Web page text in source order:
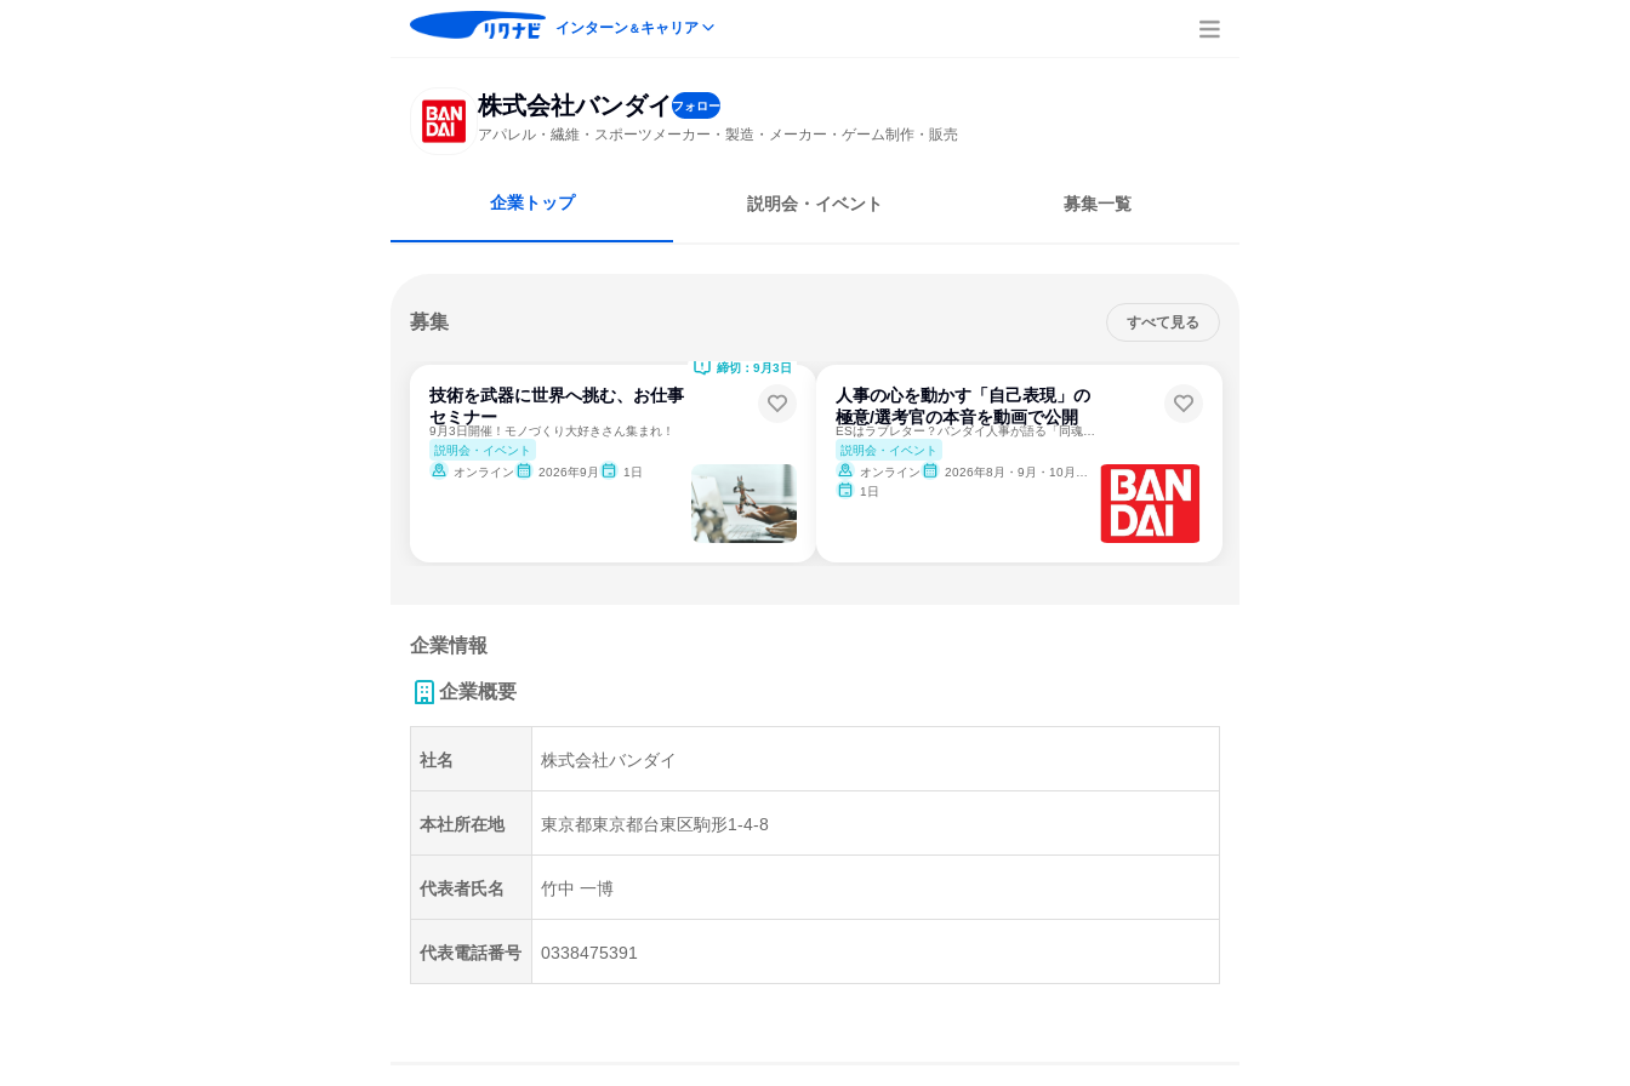
インターン＆キャリア
株式会社バンダイフォロー
アパレル・繊維・スポーツメーカー・製造・メーカー・ゲーム制作・販売
企業トップ 説明会・イベント 募集一覧
募集 すべて見る
技術を武器に世界へ挑む、お仕事
セミナー
9月3日開催！モノづくり大好きさん集まれ！
説明会・イベント
オンライン
2026年9月 1日
締切：9月3日
人事の心を動かす「自己表現」の
極意/選考官の本音を動画で公開
説明会・イベント
オンライン
2026年8月・9月・10月・11月・12月
1日
企業情報
企業概要
社名 株式会社バンダイ
本社所在地 東京都東京都台東区駒形1-4-8
代表者氏名 竹中 一博
代表電話番号 0338475391